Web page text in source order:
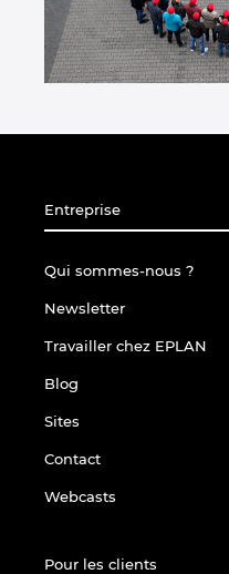
Entreprise
Qui sommes-nous ?
Newsletter
Travailler chez EPLAN
Blog
Sites
Contact
Webcasts
Pour les clients